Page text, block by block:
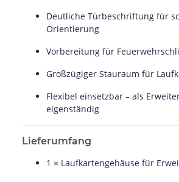
Deutliche Türbeschriftung für
Orientierung
Vorbereitung für
Großzügiger Stauraum für
Flexibel einsetzbar – als
eigenständig
Lieferumfang
1 × Laufkartengehäuse für